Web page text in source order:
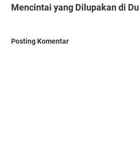
Mencintai yang Dilupakan di
Posting Komentar